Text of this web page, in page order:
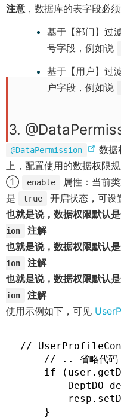
注意 ，数据库的表字段必须
基于【部门】过
号字段，例如说
基于【用户】过
户字段，例如说
3.
@DataPermission
(
o
p
e
n
n
w
i
d
o
w
)
数据
上，配置使用的数据权限规
①
enable
属性：当前
是
true 开启状态，可设
也就是说，数据权限默认
ion
注解
也就是说，数据权限默认
ion
注解
也就是说，数据权限默认
ion
注解
使用示例如下，可见
//
// .. 省略代码
if
DeptDO dept
}